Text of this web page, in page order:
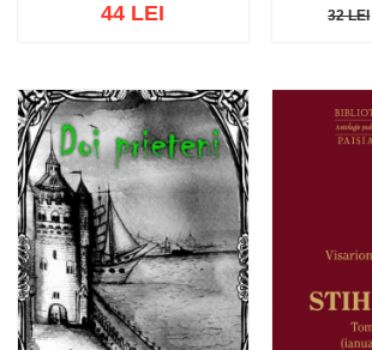
Stoc epuizat
44 LEI 32 LEI
Adaugă
32 LEI